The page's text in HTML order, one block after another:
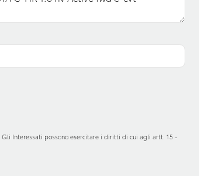
Interessati possono esercitare i diritti di cui agli artt. 15 -